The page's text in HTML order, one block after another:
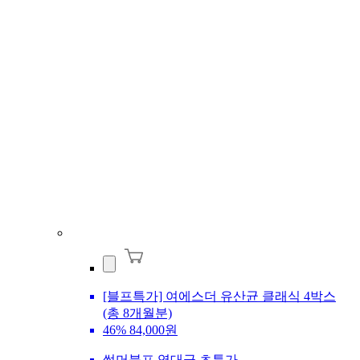
[블프특가] 여에스더 유산균 클래식 4박스
(총 8개월분)
46% 84,000원